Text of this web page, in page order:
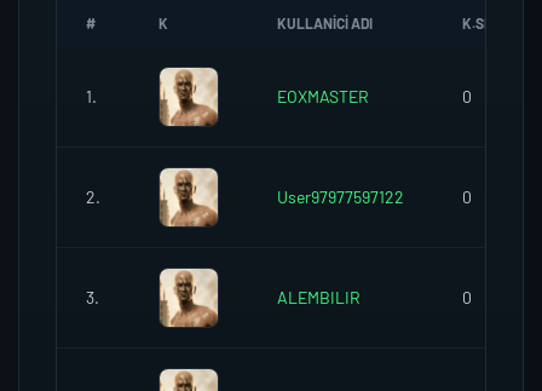
# K KULLANICI ADI K.SEREFI
1. EOXMASTER 0
2. User97977597122 0
3. ALEMBILIR 0